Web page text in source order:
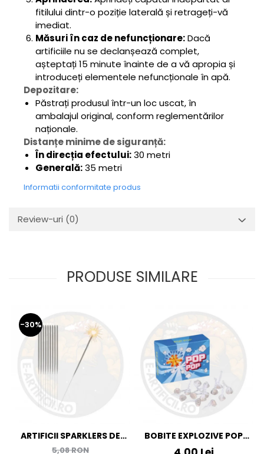
fitilului dintr-o poziție laterală și retrageți-vă
imediat.
Măsuri în caz de nefuncționare:Dacă
artificiile nu se declanșează complet,
așteptați 15 minute înainte de a vă apropia și
introduceți elementele nefuncționale în apă.
Depozitare:
Păstrați produsul într-un loc uscat, în
ambalajul original, conform reglementărilor
naționale.
Distanțe minime de siguranță:
În direcția efectului:30 metri
Generală:35 metri
Informatii conformitate produs
Review-uri (0)
PRODUSE SIMILARE
-30%
ARTIFICII SPARKLERS DE
MANA - STELUTE DE BRAD
5,08 RON
BOBITE EXPLOZIVE POP
POP